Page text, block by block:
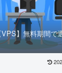
】無料期間で